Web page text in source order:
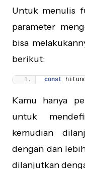
Untuk menulis
parameter
bisa
berikut:
const
Kamu hanya
untuk
kemudian
dengan dan
dilanjutkan